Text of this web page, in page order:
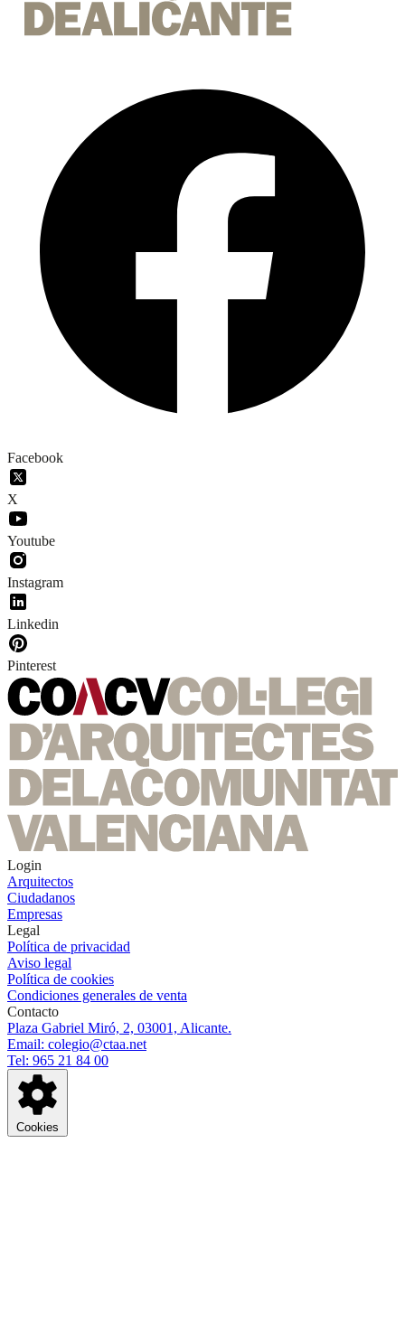
Facebook
X
Youtube
Instagram
Linkedin
Pinterest
Login
Arquitectos
Ciudadanos
Empresas
Legal
Política de privacidad
Aviso legal
Política de cookies
Condiciones generales de venta
Contacto
Plaza Gabriel Miró, 2, 03001, Alicante.
Email: colegio@ctaa.net
Tel: 965 21 84 00
Cookies